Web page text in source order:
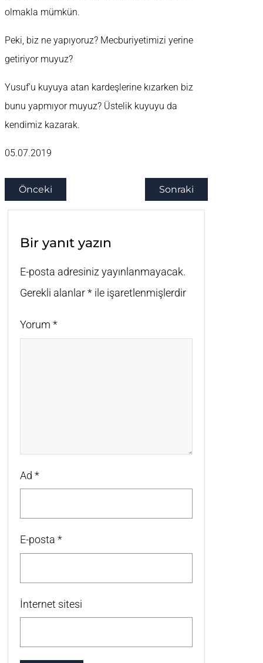
olmakla mümkün.
Peki, biz ne yapıyoruz? Mecburiyetimizi yerine
getiriyor muyuz?
Yusuf’u kuyuya atan kardeşlerine kızarken biz
bunu yapmıyor muyuz? Üstelik kuyuyu da
kendimiz kazarak.
05.07.2019
Önceki Sonraki
Bir yanıt yazın
E-posta adresiniz yayınlanmayacak.
Gerekli alanlar* ile işaretlenmişlerdir
Yorum *
Ad *
E-posta *
İnternet sitesi